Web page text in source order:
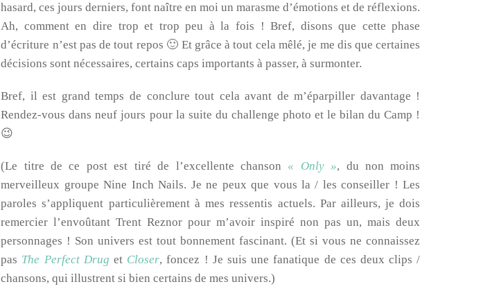
hasard, ces jours derniers, font naître en moi un marasme d’émotions et de réflexions.
Ah, comment en dire trop et trop peu à la fois ! Bref, disons que cette phase
d’écriture n’est pas de tout repos 🙂 Et grâce à tout cela mêlé, je me dis que certaines
décisions sont nécessaires, certains caps importants à passer, à surmonter.
Bref, il est grand temps de conclure tout cela avant de m’éparpiller davantage !
Rendez-vous dans neuf jours pour la suite du challenge photo et le bilan du Camp !
😉
(Le titre de ce post est tiré de l’excellente chanson « Only », du non moins
merveilleux groupe Nine Inch Nails. Je ne peux que vous la / les conseiller ! Les
paroles s’appliquent particulièrement à mes ressentis actuels. Par ailleurs, je dois
remercier l’envoûtant Trent Reznor pour m’avoir inspiré non pas un, mais deux
personnages ! Son univers est tout bonnement fascinant. (Et si vous ne connaissez
pas The Perfect Drug et Closer, foncez ! Je suis une fanatique de ces deux clips /
chansons, qui illustrent si bien certains de mes univers.)